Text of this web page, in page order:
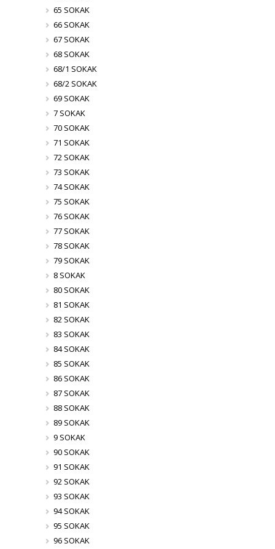
65 SOKAK
66 SOKAK
67 SOKAK
68 SOKAK
68/1 SOKAK
68/2 SOKAK
69 SOKAK
7 SOKAK
70 SOKAK
71 SOKAK
72 SOKAK
73 SOKAK
74 SOKAK
75 SOKAK
76 SOKAK
77 SOKAK
78 SOKAK
79 SOKAK
8 SOKAK
80 SOKAK
81 SOKAK
82 SOKAK
83 SOKAK
84 SOKAK
85 SOKAK
86 SOKAK
87 SOKAK
88 SOKAK
89 SOKAK
9 SOKAK
90 SOKAK
91 SOKAK
92 SOKAK
93 SOKAK
94 SOKAK
95 SOKAK
96 SOKAK